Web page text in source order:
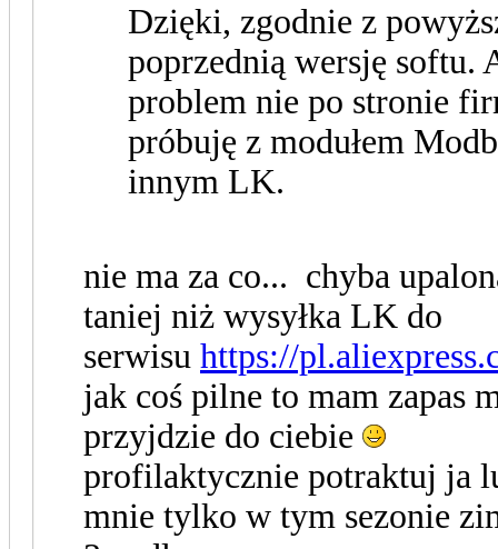
Dzięki, zgodnie z
poprzednią wersję softu.
problem nie po stronie
próbuję z modułem
innym LK.
nie ma za co... chyba
taniej niż wysyłka LK do
serwisu https://
jak coś pilne to mam zapas
przyjdzie do ciebie
profilaktycznie potraktuj ja
mnie tylko w tym sezonie